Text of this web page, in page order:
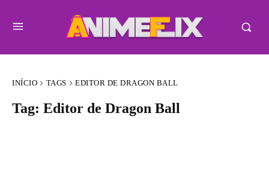
INÍCIO TAGS EDITOR DE DRAGON BALL
Tag: Editor de Dragon Ball